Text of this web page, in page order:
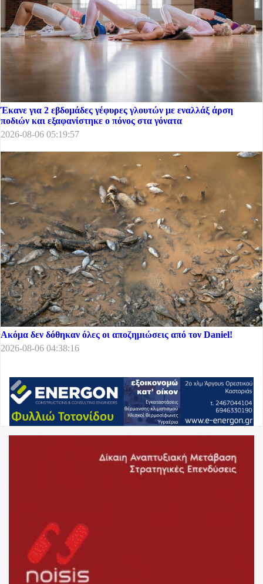
Έκανε για 2 εβδομάδες γέφυρες γλουτών με εναλλάξ άρση
ποδιών και εξαφανίστηκε ο πόνος στα γόνατα
2026-08-06 05:19:57
Ακόμα δεν δόθηκαν όλες οι αποζημιώσεις από τον Daniel!
2026-08-06 04:38:16